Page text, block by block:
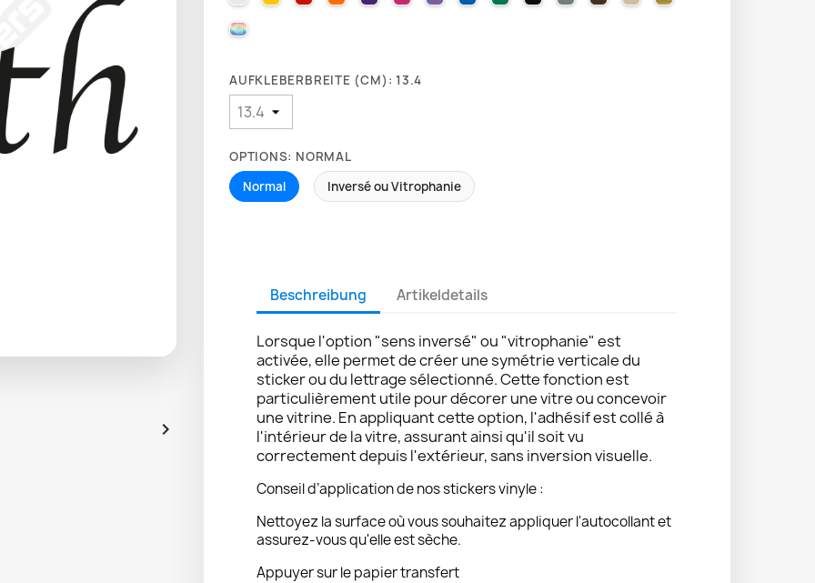

000 HOLOGRAPHIQUE
AUFKLEBERBREITE (CM): 13.4
OPTIONS: NORMAL
Normal
Inversé ou Vitrophanie
Beschreibung Artikeldetails
Lorsque l'option "sens inversé" ou "vitrophanie" est
activée, elle permet de créer une symétrie verticale du
sticker ou du lettrage sélectionné. Cette fonction est
particulièrement utile pour décorer une vitre ou concevoir
une vitrine. En appliquant cette option, l'adhésif est collé à
l'intérieur de la vitre, assurant ainsi qu'il soit vu
correctement depuis l'extérieur, sans inversion visuelle.
Conseil d’application de nos stickers vinyle :
Nettoyez la surface où vous souhaitez appliquer l'autocollant et
assurez-vous qu'elle est sèche.
Appuyer sur le papier transfert